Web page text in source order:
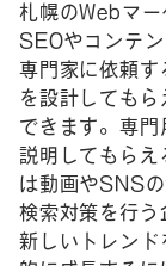
札幌のWebマー
SEOやコンテン
専門家に依頼す
を設計しても
できます。専門
説明してもらえ
は動画やSNS
検索対策を行う
新しいトレンド